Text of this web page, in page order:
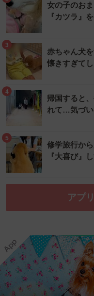
女の子のお
『カツラ』
3
赤ちゃん犬
懐きすぎて
4
帰国すると
れて…気づ
5
修学旅行か
『大喜び』
アプ